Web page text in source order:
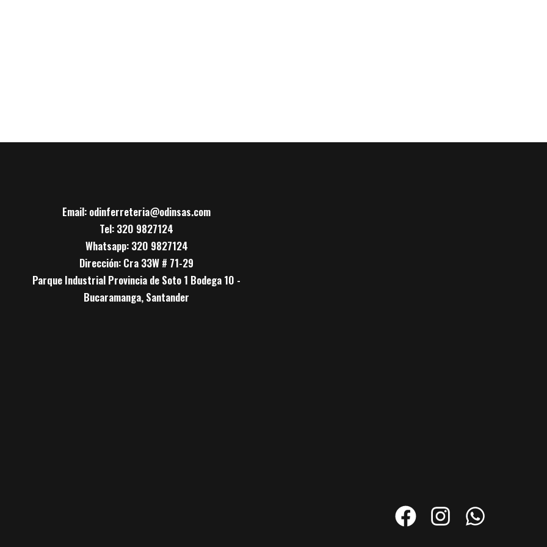
Email: odinferreteria@odinsas.com
Tel: 320 9827124
Whatsapp: 320 9827124
Dirección: Cra 33W # 71-29
Parque Industrial Provincia de Soto 1 Bodega 10 -
Bucaramanga, Santander